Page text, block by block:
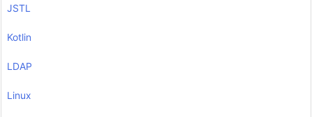
JSTL
Kotlin
LDAP
Linux